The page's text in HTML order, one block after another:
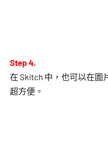
Step 4.
在 Skitch 中，也可以在圖
超方便。